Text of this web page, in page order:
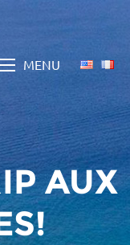
MENU
AUX